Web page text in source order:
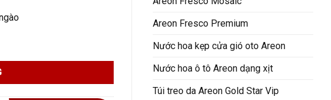
Areon Fresco Premium
Nước hoa kẹp cửa gió oto Areon
Nước hoa ô tô Areon dạng xịt
Túi treo da Areon Gold Star Vip
số lượng